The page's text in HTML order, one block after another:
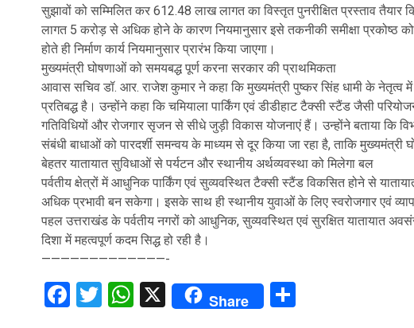
सुझावों को सम्मिलित कर 612.48 लाख लागत का विस्तृत पुनरीक्षित प्रस्ताव तैयार
लागत 5 करोड़ से अधिक होने के कारण नियमानुसार इसे तकनीकी समीक्षा प्रकोष्ठ
होते ही निर्माण कार्य नियमानुसार प्रारंभ किया जाएगा।
मुख्यमंत्री घोषणाओं को समयबद्ध पूर्ण करना सरकार की प्राथमिकता
आवास सचिव डॉ. आर. राजेश कुमार ने कहा कि मुख्यमंत्री पुष्कर सिंह धामी के नेतृत्व
प्रतिबद्ध है। उन्होंने कहा कि चमियाला पार्किंग एवं डीडीहाट टैक्सी स्टैंड जैसी
गतिविधियों और रोजगार सृजन से सीधे जुड़ी विकास योजनाएं हैं। उन्होंने बताया कि
संबंधी बाधाओं को पारदर्शी समन्वय के माध्यम से दूर किया जा रहा है, ताकि
बेहतर यातायात सुविधाओं से पर्यटन और स्थानीय अर्थव्यवस्था को मिलेगा बल
पर्वतीय क्षेत्रों में आधुनिक पार्किंग एवं सुव्यवस्थित टैक्सी स्टैंड विकसित होने से
अधिक प्रभावी बन सकेगा। इसके साथ ही स्थानीय युवाओं के लिए स्वरोजगार एवं
पहल उत्तराखंड के पर्वतीय नगरों को आधुनिक, सुव्यवस्थित एवं सुरक्षित यातायात
दिशा में महत्वपूर्ण कदम सिद्ध हो रही है।
—————————————-
Facebook
TwitterWhatsApp
X Share